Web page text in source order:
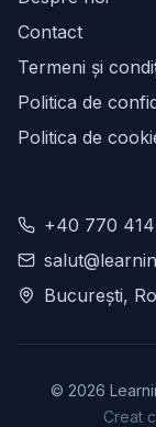
Contact
Termeni și
Politica de
Politica de
+40 770
București,
© 2026
Creat